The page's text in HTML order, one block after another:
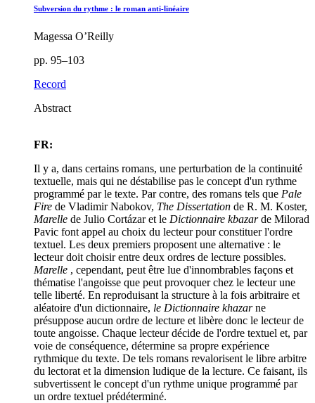
Subversion du rythme : le roman anti-linéaire
Magessa O’Reilly
pp. 95–103
Record
Abstract
FR:
Il y a, dans certains romans, une perturbation de la continuité
textuelle, mais qui ne déstabilise pas le concept d'un rythme
programmé par le texte. Par contre, des romans tels que Pale
Fire de Vladimir Nabokov, The Dissertation de R. M. Koster,
Marelle de Julio Cortázar et le Dictionnaire kbazarde Milorad
Pavic font appel au choix du lecteur pour constituer l'ordre
textuel. Les deux premiers proposent une alternative : le
lecteur doit choisir entre deux ordres de lecture possibles.
Marelle , cependant, peut être lue d'innombrables façons et
thématise l'angoisse que peut provoquer chez le lecteur une
telle liberté. En reproduisant la structure à la fois arbitraire et
aléatoire d'un dictionnaire, le Dictionnaire khazarne
présuppose aucun ordre de lecture et libère donc le lecteur de
toute angoisse. Chaque lecteur décide de l'ordre textuel et, par
voie de conséquence, détermine sa propre expérience
rythmique du texte. De tels romans revalorisent le libre arbitre
du lectorat et la dimension ludique de la lecture. Ce faisant, ils
subvertissent le concept d'un rythme unique programmé par
un ordre textuel prédéterminé.